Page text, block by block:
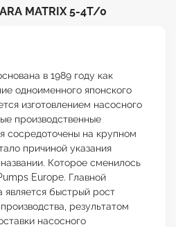
MATRIX 5-4T/0
в 1989 году как
одноименного японского
изготовлением насосного
производственные
сосредоточены на крупном
причиной указания
Которое сменилось
Europe. Главной
является быстрый рост
результатом
насосного